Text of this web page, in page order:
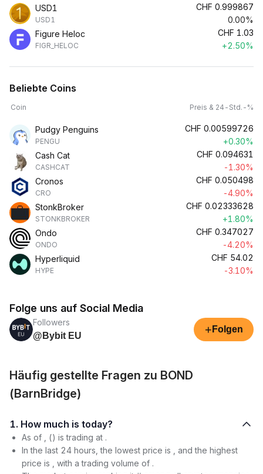
USD1
USD1
CHF 0.999867
0.00%
Figure Heloc
FIGR_HELOC
CHF 1.03
+2.50%
Beliebte Coins
Coin Preis & 24-Std.-%
Pudgy Penguins
PENGU
CHF 0.00599726
+0.30%
Cash Cat
CASHCAT
CHF 0.094631
-1.30%
Cronos
CRO
CHF 0.050498
-4.90%
StonkBroker
STONKBROKER
CHF 0.02333628
+1.80%
Ondo
ONDO
CHF 0.347027
-4.20%
Hyperliquid
HYPE
CHF 54.02
-3.10%
Folge uns auf Social Media
Followers
@Bybit EU
+ Folgen
Häufig gestellte Fragen zu BOND
(BarnBridge)
1. How much is today?
As of , () is trading at .
In the last 24 hours, the lowest price is , and the highest
price is , with a trading volume of .